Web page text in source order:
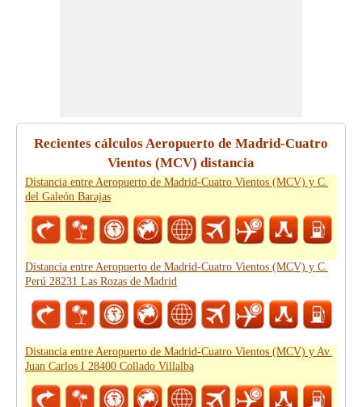
Recientes cálculos Aeropuerto de Madrid-Cuatro
Vientos (MCV) distancia
Distancia entre Aeropuerto de Madrid-Cuatro Vientos (MCV) y C.
del Galeón Barajas
Distancia entre Aeropuerto de Madrid-Cuatro Vientos (MCV) y C.
Perú 28231 Las Rozas de Madrid
Distancia entre Aeropuerto de Madrid-Cuatro Vientos (MCV) y Av.
Juan Carlos I 28400 Collado Villalba